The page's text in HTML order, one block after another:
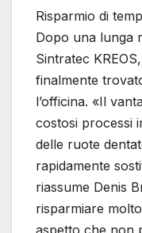
Risparmio di
Dopo una lunga
Sintratec
finalmente
l’officina. «Il
costosi processi
delle ruote
rapidamente
riassume Denis
risparmiare